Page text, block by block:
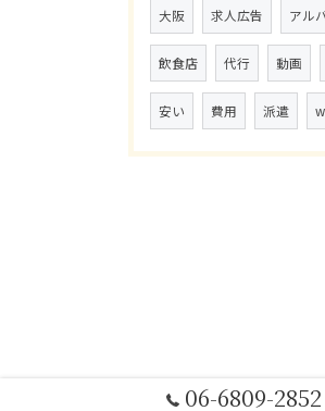
大阪 求人広告 アル
飲食店 代行 動画
安い 費用 派遣
06-6809-2852